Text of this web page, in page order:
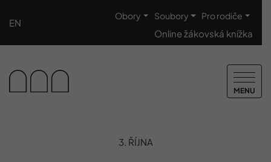
EN
Obory Soubory Pro rodiče
Online žákovská knížka
MENU
3. ŘÍJNA